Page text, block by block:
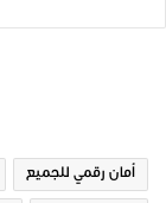
أمان رقمي للجميع